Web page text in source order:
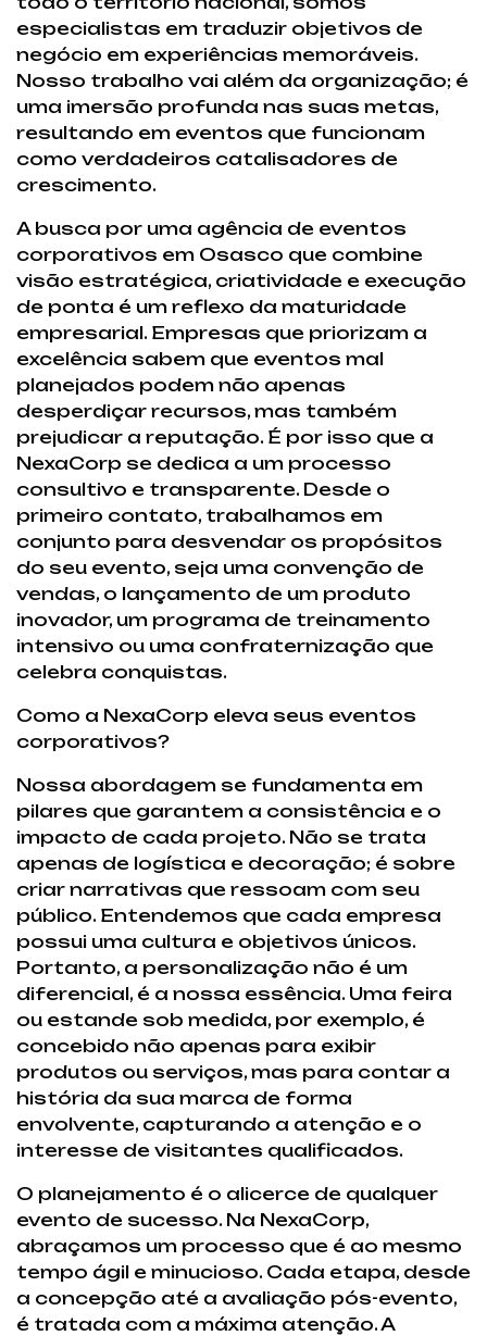
especialistas em traduzir objetivos de
negócio em experiências memoráveis.
Nosso trabalho vai além da organização; é
uma imersão profunda nas suas metas,
resultando em eventos que funcionam
como verdadeiros catalisadores de
crescimento.
A busca por uma agência de eventos
corporativos em Osasco que combine
visão estratégica, criatividade e execução
de ponta é um reflexo da maturidade
empresarial. Empresas que priorizam a
excelência sabem que eventos mal
planejados podem não apenas
desperdiçar recursos, mas também
prejudicar a reputação. É por isso que a
NexaCorp se dedica a um processo
consultivo e transparente. Desde o
primeiro contato, trabalhamos em
conjunto para desvendar os propósitos
do seu evento, seja uma convenção de
vendas, o lançamento de um produto
inovador, um programa de treinamento
intensivo ou uma confraternização que
celebra conquistas.
Como a NexaCorp eleva seus eventos
corporativos?
Nossa abordagem se fundamenta em
pilares que garantem a consistência e o
impacto de cada projeto. Não se trata
apenas de logística e decoração; é sobre
criar narrativas que ressoam com seu
público. Entendemos que cada empresa
possui uma cultura e objetivos únicos.
Portanto, a personalização não é um
diferencial, é a nossa essência. Uma feira
ou estande sob medida, por exemplo, é
concebido não apenas para exibir
produtos ou serviços, mas para contar a
história da sua marca de forma
envolvente, capturando a atenção e o
interesse de visitantes qualificados.
O planejamento é o alicerce de qualquer
evento de sucesso. Na NexaCorp,
abraçamos um processo que é ao mesmo
tempo ágil e minucioso. Cada etapa, desde
a concepção até a avaliação pós-evento,
é tratada com a máxima atenção. A